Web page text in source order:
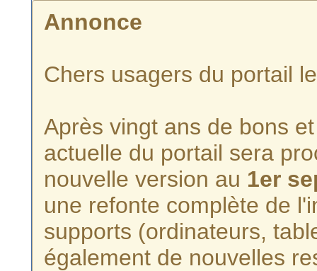
Annonce
Chers usagers du portail
Après vingt ans de bons
actuelle du portail sera
nouvelle version au 1er
une refonte complète de
supports (ordinateurs,
également de nouvelles